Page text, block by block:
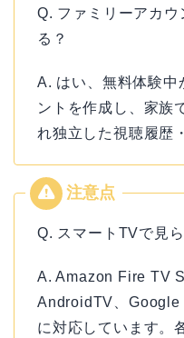
Q. ファミリーアカウ
る？
A. はい、無料体験中
ントを作成し、家族
れ独立した視聴履歴
Q. スマートTVで見
A. Amazon Fire TV
AndroidTV、Google
に対応しています。